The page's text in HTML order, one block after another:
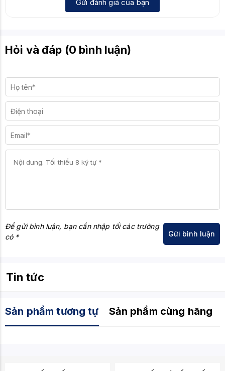
Gửi đánh giá của bạn
Hỏi và đáp (0 bình luận)
Để gửi bình luận, bạn cần nhập tối các trường
có *
Tin tức
Sản phẩm tương tự Sản phẩm cùng hãng